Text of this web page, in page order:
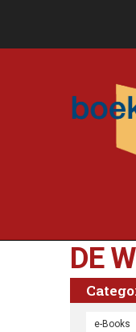
DE
e-Books